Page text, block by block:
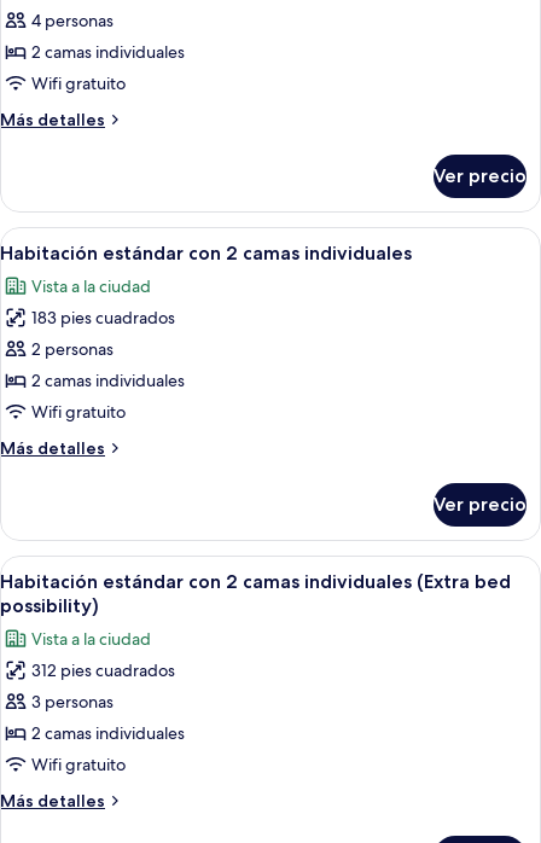
de
Habitación
superior,
2
(Two
extra
beds
possible)
4 personas
2 camas individuales
Wifi gratuito
Más detalles
Más
superior,
camas
(Two
extra
possible)
Ver precio
Abrir
todas
las
fotos
de
Habitación
estándar
2
Una habitación de hotel moderna
6
Habitación estándar con 2 camas individuales
Vista a la ciudad
183 pies cuadrados
2 personas
2 camas individuales
Wifi gratuito
Más detalles
Más
estándar
con
2
camas
individuales
Ver precio
Abrir
todas
las
fotos
de
Habitación
estándar
con
2
camas
Habitación de hotel con dos camas,
10
Habitación estándar con 2 camas individuales (Extra bed
possibility)
Vista a la ciudad
312 pies cuadrados
3 personas
2 camas individuales
Wifi gratuito
Más detalles
Más